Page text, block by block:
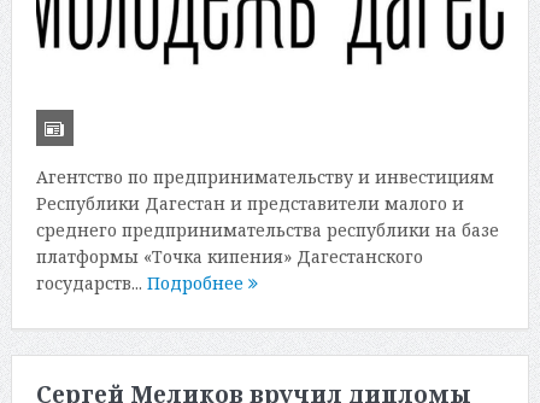
Агентство по предпринимательству и инвестициям
Республики Дагестан и представители малого и
среднего предпринимательства республики на базе
платформы «Точка кипения» Дагестанского
государств... Подробнее
Сергей Меликов вручил дипломы